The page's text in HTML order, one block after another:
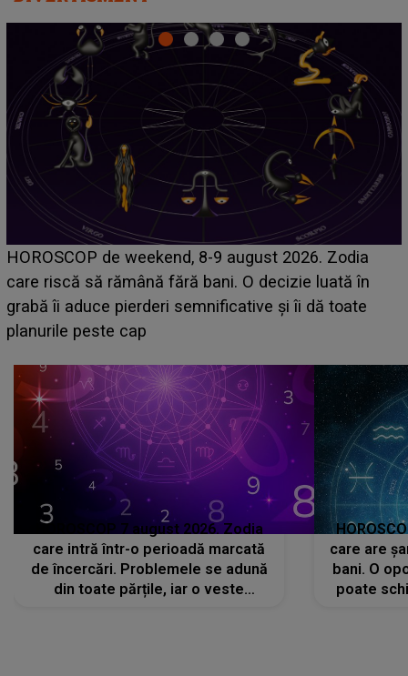
Emanuel a ținut ACEST DETALIU ASCUNS până
acum! În fața Alexandrei, concurentul din Casa Iubirii
face o MĂRTURISIRE NEAȘTEPTATĂ despre mama
sa: "I-am spus și ei în față, eu nu te iubesc pentru
HOROSCOP 7 august 2026. Zodia
care intră într-o perioadă marcată
de încercări. Problemele se adună
din toate părțile, iar o veste
care are
bani. O
poate